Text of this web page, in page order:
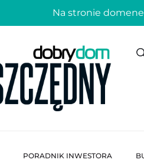
Na stronie
PORADNIK INWESTORA